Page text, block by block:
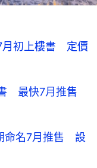
月初上樓書 定價
書 最快7月推售
命名7月推售 設